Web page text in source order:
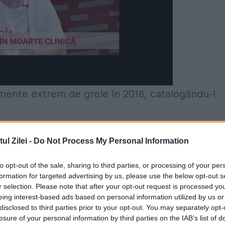
Zilei - Do Not Process My Personal Information
opt-out of the sale, sharing to third parties, or processing of your
for targeted advertising by us, please use the below opt-out
selection. Please note that after your opt-out request is processed
interest-based ads based on personal information utilized by us
to third parties prior to your opt-out. You may separately
of your personal information by third parties on the IAB’s list of
extrem de grele în 2018, catalogându-l
foarte dificil din cauza alegerilor pe care le-
este un an cu multe aspecte dificile
Antena Stars.
aveam șansa prin liberul arbitru să ne